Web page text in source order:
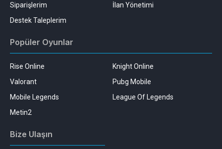
Siparişlerim
İlan Yönetimi
Destek Taleplerim
Popüler Oyunlar
Rise Online
Knight Online
Valorant
Pubg Mobile
Mobile Legends
League Of Legends
Metin2
Bize Ulaşın